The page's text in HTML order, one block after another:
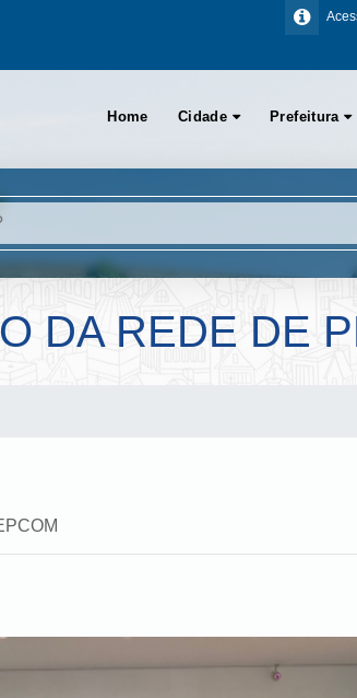
Home Cidade Prefeitura
DA REDE DE